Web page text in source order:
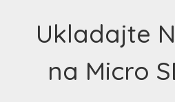
Ukladajte
na Micro